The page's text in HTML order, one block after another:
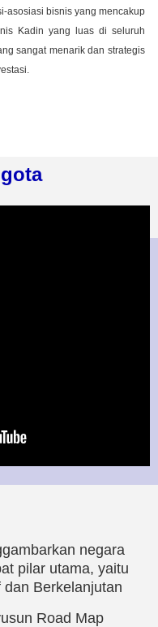
asosiasi bisnis yang mencakup
Kadin yang luas di seluruh
sangat menarik dan strategis
negara
pilar utama, yaitu
Berkelanjutan
Road Map